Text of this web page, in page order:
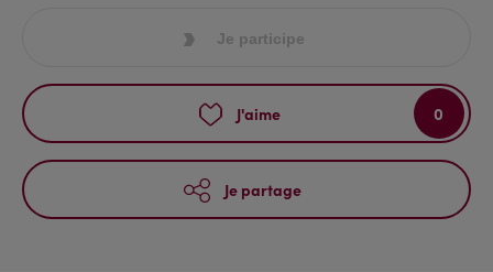
Je participe
J'aime 0
Je partage